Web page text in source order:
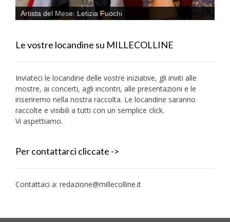
Artista del Mese: Letizia Fuochi
Le vostre locandine su MILLECOLLINE
Inviateci le locandine delle vostre iniziative, gli inviti alle
mostre, ai concerti, agli incontri, alle presentazioni e le
inseriremo nella nostra raccolta. Le locandine saranno
raccolte e visibili a tutti con un semplice click.
Vi aspettiamo.
Per contattarci cliccate ->
Contattaci a: redazione@millecolline.it